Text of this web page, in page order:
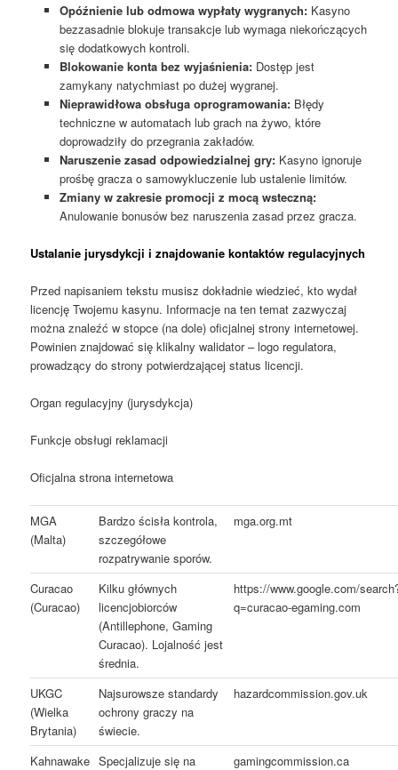
Opóźnienie lub odmowa wypłaty wygranych:Kasyno
bezzasadnie blokuje transakcje lub wymaga niekończących
się dodatkowych kontroli.
Blokowanie konta bez wyjaśnienia:Dostęp jest
zamykany natychmiast po dużej wygranej.
Nieprawidłowa obsługa oprogramowania:Błędy
techniczne w automatach lub grach na żywo, które
doprowadziły do ​​​​przegrania zakładów.
Naruszenie zasad odpowiedzialnej gry:Kasyno ignoruje
prośbę gracza o samowykluczenie lub ustalenie limitów.
Zmiany w zakresie promocji z mocą wsteczną:
Anulowanie bonusów bez naruszenia zasad przez gracza.
Ustalanie jurysdykcji i znajdowanie kontaktów regulacyjnych
Przed napisaniem tekstu musisz dokładnie wiedzieć, kto wydał
licencję Twojemu kasynu. Informacje na ten temat zazwyczaj
można znaleźć w stopce (na dole) oficjalnej strony internetowej.
Powinien znajdować się klikalny walidator – logo regulatora,
prowadzący do strony potwierdzającej status licencji.
Organ regulacyjny (jurysdykcja)
Funkcje obsługi reklamacji
Oficjalna strona internetowa
MGA
(Malta)
Bardzo ścisła kontrola,
szczegółowe
rozpatrywanie sporów.
mga.org.mt
Curacao
(Curacao)
Kilku głównych
licencjobiorców
(Antillephone, Gaming
Curacao). Lojalność jest
średnia.
https://www.google.com/
q=curacao-egaming.com
UKGC
(Wielka
Brytania)
Najsurowsze standardy
ochrony graczy na
świecie.
hazardcommission.gov.uk
Kahnawake Specjalizuje się na gamingcommission.ca